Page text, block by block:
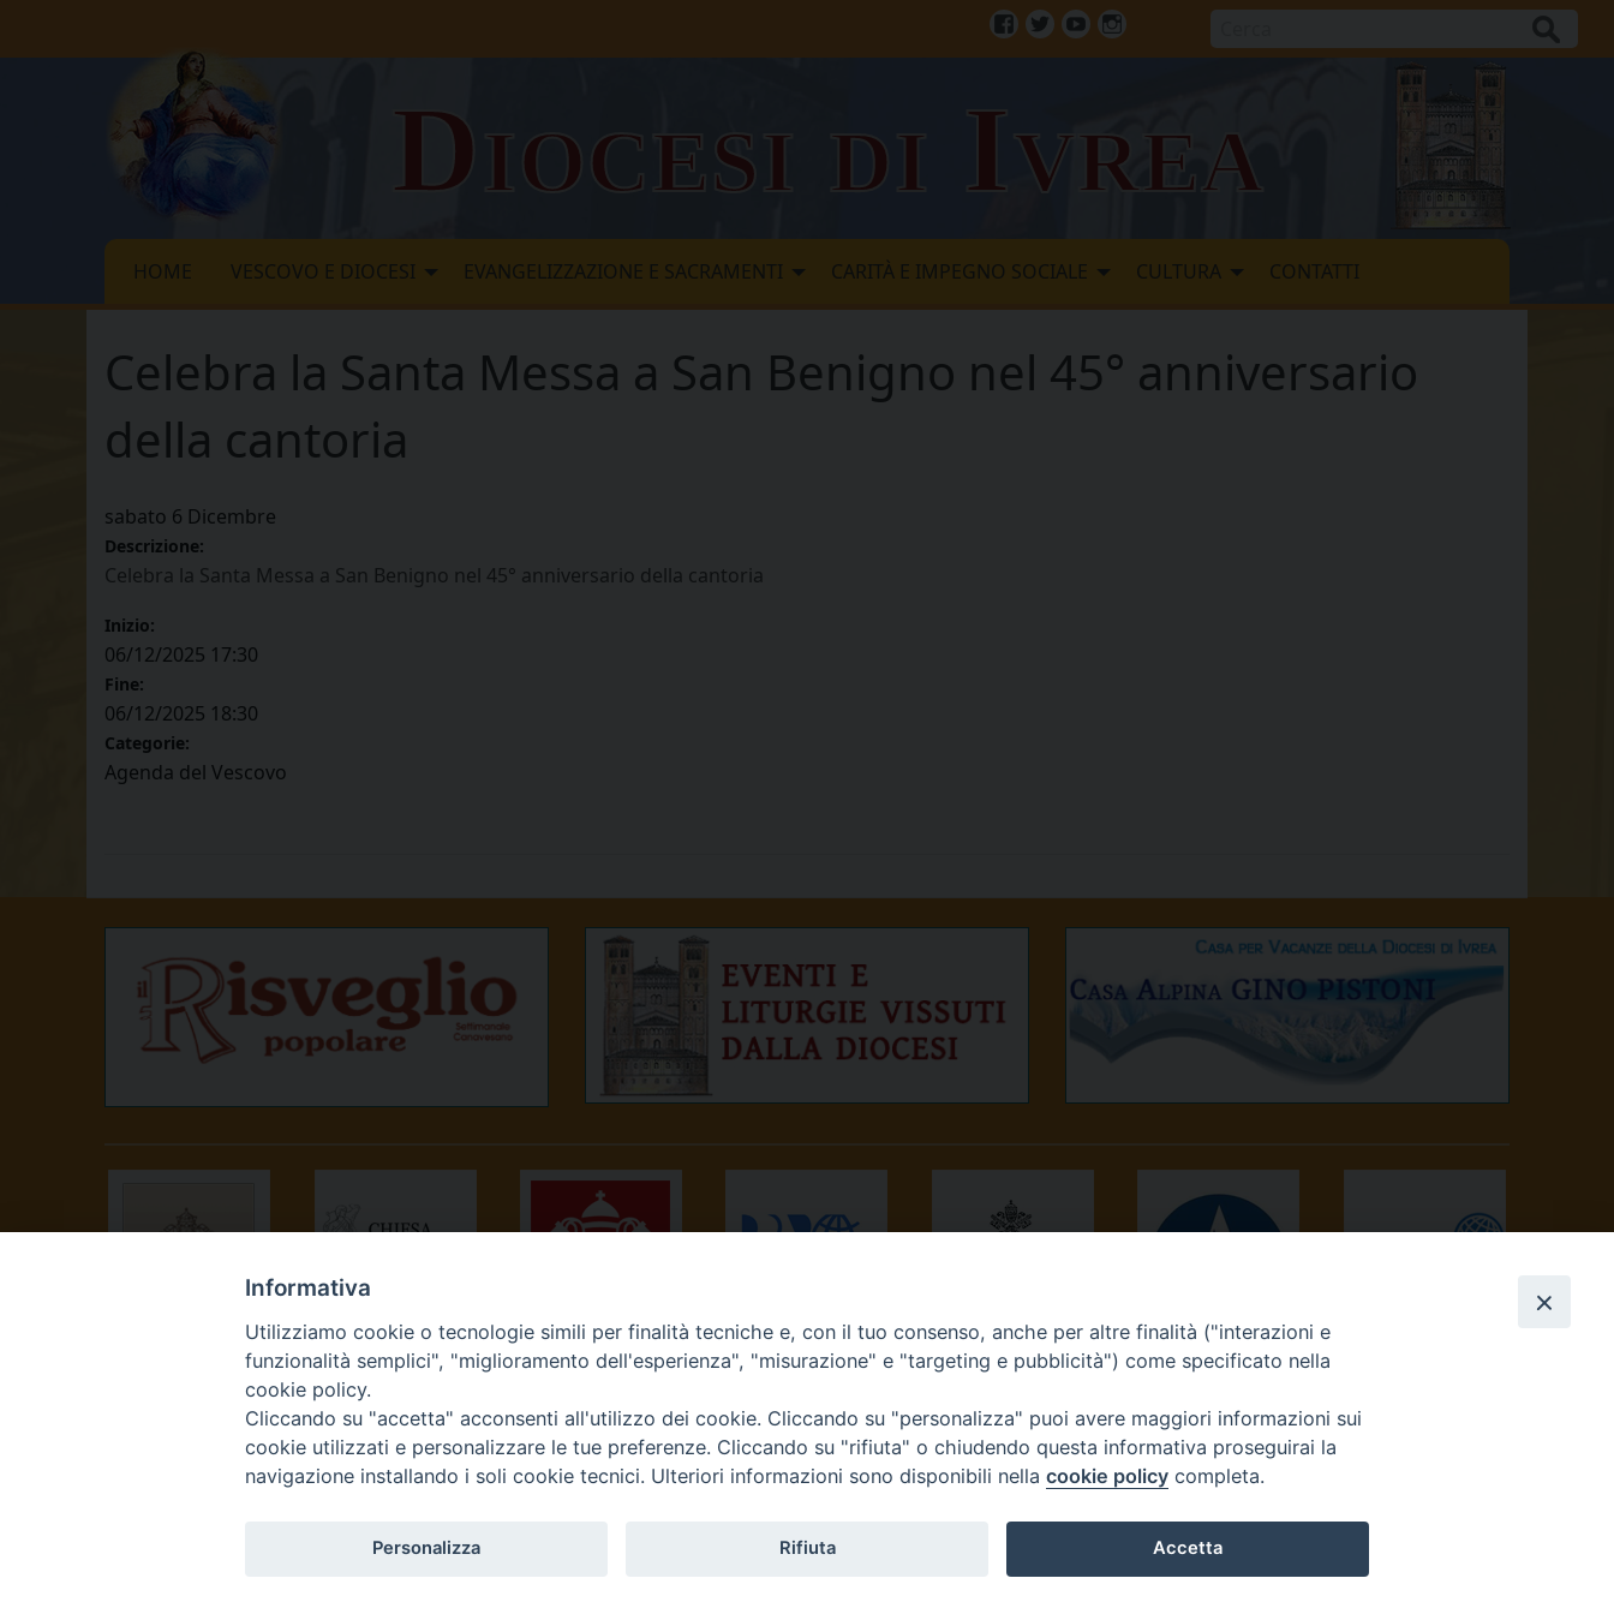
Diocesi di Ivrea
HOME VESCOVO E DIOCESI EVANGELIZZAZIONE E SACRAMENTI CARITÀ E IMPEGNO SOCIALE CULTURA CONTATTI
Celebra la Santa Messa a San Benigno nel 45° anniversario
della cantoria
sabato 6 Dicembre
Descrizione:
Celebra la Santa Messa a San Benigno nel 45° anniversario della cantoria
Inizio:
06/12/2025 17:30
Fine:
06/12/2025 18:30
Categorie:
Agenda del Vescovo
CONFERENZA
EPISCOPALE
ITALIANA
NEWS.VA RADIO VATICANA
OSSERVATORE
ROMANO
AVVENIRE
Curia Vescovile Piazza Castello, 3 10015 Ivrea (To) Tel. 0125.641138 Fax 0125.40296 segreteriacuria@diocesivrea.it
Informativa
Utilizziamo cookie o tecnologie simili per finalità tecniche e, con il tuo consenso, anche per altre finalità ("interazioni e
funzionalità semplici", "miglioramento dell'esperienza", "misurazione" e "targeting e pubblicità") come specificato nella
cookie policy.
Cliccando su "accetta" acconsenti all'utilizzo dei cookie. Cliccando su "personalizza" puoi avere maggiori informazioni sui
cookie utilizzati e personalizzare le tue preferenze. Cliccando su "rifiuta" o chiudendo questa informativa proseguirai la
navigazione installando i soli cookie tecnici. Ulteriori informazioni sono disponibili nella cookie policy completa.
Personalizza Rifiuta Accetta